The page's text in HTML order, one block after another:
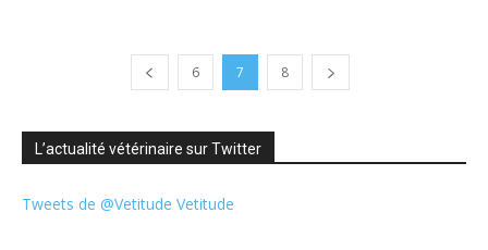
6 7 8
L’actualité vétérinaire sur Twitter
Tweets de @Vetitude Vetitude